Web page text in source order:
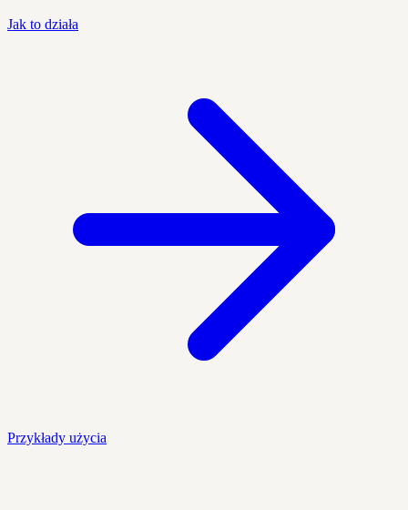
Jak to działa
Przykłady użycia